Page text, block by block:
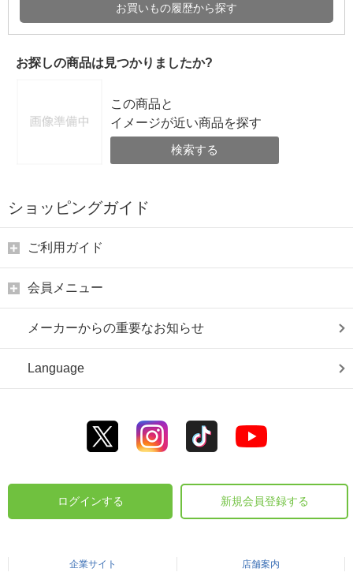
お買いもの履歴から探す
お探しの商品は見つかりましたか?
この商品と
イメージが近い商品を探す
検索する
ショッピングガイド
ご利用ガイド
会員メニュー
メーカーからの重要なお知らせ
Language
ログインする 新規会員登録する
企業サイト 店舗案内